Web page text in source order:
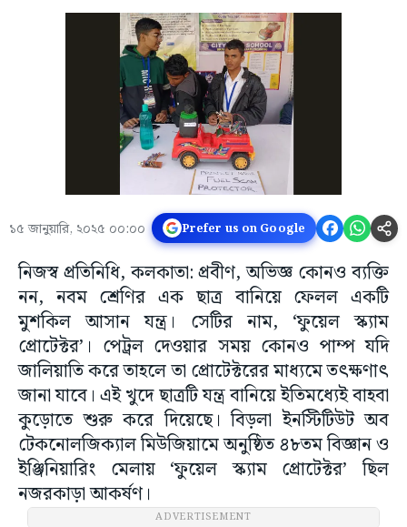
১৫ জানুয়ারি, ২০২৫ ০০:০০ Prefer us on Google
নিজস্ব প্রতিনিধি, কলকাতা: প্রবীণ, অভিজ্ঞ কোনও ব্যক্তি
নন, নবম শ্রেণির এক ছাত্র বানিয়ে ফেলল একটি
মুশকিল আসান যন্ত্র। সেটির নাম, ‘ফুয়েল স্ক্যাম
প্রোটেক্টর’। পেট্রল দেওয়ার সময় কোনও পাম্প যদি
জালিয়াতি করে তাহলে তা প্রোটেক্টরের মাধ্যমে তৎক্ষণাৎ
জানা যাবে। এই খুদে ছাত্রটি যন্ত্র বানিয়ে ইতিমধ্যেই বাহবা
কুড়োতে শুরু করে দিয়েছে। বিড়লা ইনস্টিটিউট অব
টেকনোলজিক্যাল মিউজিয়ামে অনুষ্ঠিত ৪৮তম বিজ্ঞান ও
ইঞ্জিনিয়ারিং মেলায় ‘ফুয়েল স্ক্যাম প্রোটেক্টর’ ছিল
নজরকাড়া আকর্ষণ।
ADVERTISEMENT